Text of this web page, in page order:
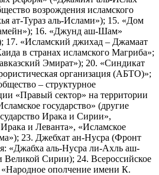
возрождения исламского
ат-Тураз аль-Ислами»); 15. «Дом
16. «Джунд аш-Шам»
17. «Исламский джихад – Джамаат
в странах исламского Магриба»;
Эмират»); 20. «Синдикат
организация (АБТО)»;
– структурное
«Правый сектор» на территории
государство» (другие
Ирака и Сирии»,
и Леванта», «Исламское
23. Джебхат ан-Нусра (Фронт
«Джабха аль-Нусра ли-Ахль аш-
Сирии); 24. Всероссийское
ополчение имени К.